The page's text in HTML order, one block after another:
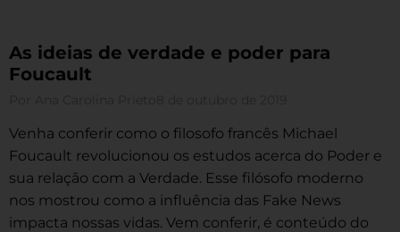
As ideias de verdade e poder para
Foucault
Venha conferir como o filosofo francês Michael
Foucault revolucionou os estudos acerca do Poder e
sua relação com a Verdade. Esse filósofo moderno
nos mostrou como a influência das Fake News
impacta nossas vidas. Vem conferir, é conteúdo do